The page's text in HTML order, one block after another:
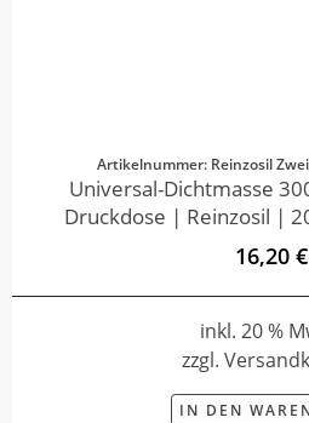
Artikelnummer: Reinzosil
Universal-Dichtmasse
Druckdose | Reinzosil |
16,20 €
inkl. 20 %
zzgl.
IN DEN